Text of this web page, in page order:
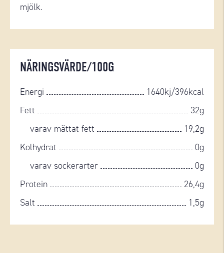
mjölk.
NÄRINGSVÄRDE/100G
Energi
1640kj/396kcal
Fett
32g
varav mättat fett
19,2g
Kolhydrat
0g
varav sockerarter
0g
Protein
26,4g
Salt
1,5g